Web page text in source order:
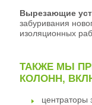
Вырезающие
забуривания
изоляционных
ТАКЖЕ МЫ
КОЛОНН,
центраторы